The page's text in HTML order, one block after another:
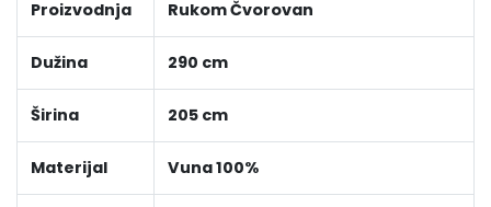
Proizvodnja Rukom Čvorovan
Dužina 290 cm
Širina 205 cm
Materijal Vuna 100%